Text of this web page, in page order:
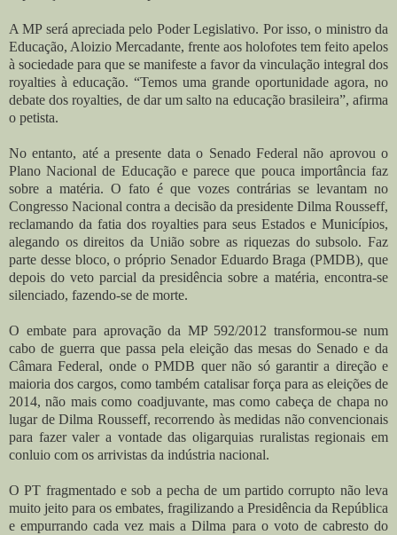
A MP será apreciada pelo Poder Legislativo. Por isso, o ministro da
Educação, Aloizio Mercadante, frente aos holofotes tem feito apelos
à sociedade para que se manifeste a favor da vinculação integral dos
royalties à educação. “Temos uma grande oportunidade agora, no
debate dos royalties, de dar um salto na educação brasileira”, afirma
o petista.
No entanto, até a presente data o Senado Federal não aprovou o
Plano Nacional de Educação e parece que pouca importância faz
sobre a matéria. O fato é que vozes contrárias se levantam no
Congresso Nacional contra a decisão da presidente Dilma Rousseff,
reclamando da fatia dos royalties para seus Estados e Municípios,
alegando os direitos da União sobre as riquezas do subsolo. Faz
parte desse bloco, o próprio Senador Eduardo Braga (PMDB), que
depois do veto parcial da presidência sobre a matéria, encontra-se
silenciado, fazendo-se de morte.
O embate para aprovação da MP 592/2012 transformou-se num
cabo de guerra que passa pela eleição das mesas do Senado e da
Câmara Federal, onde o PMDB quer não só garantir a direção e
maioria dos cargos, como também catalisar força para as eleições de
2014, não mais como coadjuvante, mas como cabeça de chapa no
lugar de Dilma Rousseff, recorrendo às medidas não convencionais
para fazer valer a vontade das oligarquias ruralistas regionais em
conluio com os arrivistas da indústria nacional.
O PT fragmentado e sob a pecha de um partido corrupto não leva
muito jeito para os embates, fragilizando a Presidência da República
e empurrando cada vez mais a Dilma para o voto de cabresto do